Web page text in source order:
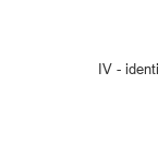
IV - identificar